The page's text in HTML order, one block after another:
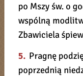
po Mszy św. o
wspólną
Zbawiciela
5. Pragnę
poprzednią